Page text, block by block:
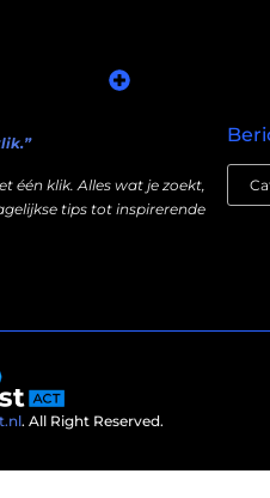
één klik. Alles wat je zoekt,
tips tot inspirerende
. All Right Reserved.